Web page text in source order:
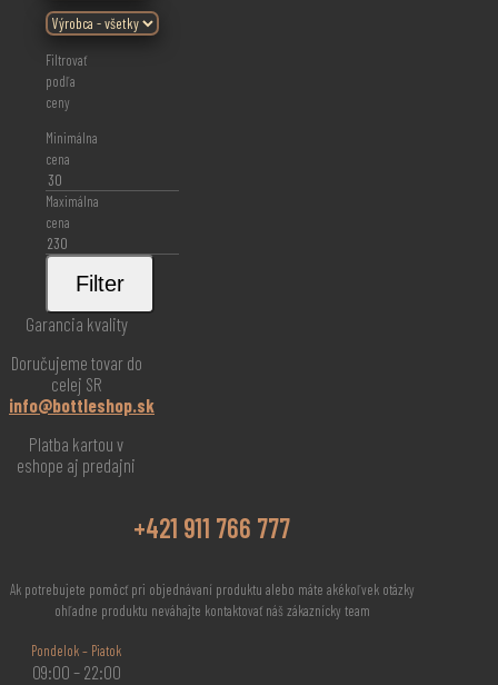
Filtrovať
podľa
ceny
Minimálna
cena
Maximálna
cena
Filter
Garancia kvality
Doručujeme tovar do
celej SR
info@bottleshop.sk
Platba kartou v
eshope aj predajni
+421 911 766 777
Ak potrebujete pomôcť pri objednávaní produktu alebo máte akékoľvek otázky
ohľadne produktu neváhajte kontaktovať náš zákaznícky team
Pondelok – Piatok
09:00 – 22:00